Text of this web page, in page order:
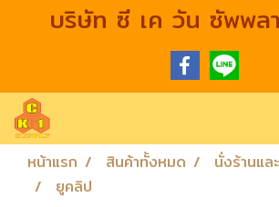
บริษัท ซี เค วัน ซัพพล
หน้าแรก สินค้าทั้งหมด
นั่งร้านแ
ยูคลิป